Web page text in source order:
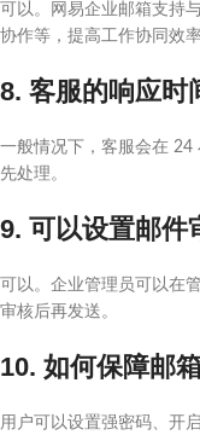
可以。网易企业邮箱支持
协作等，提高工作协同效率
8. 客服的响应时
一般情况下，客服会在 24
先处理。
9. 可以设置邮件
可以。企业管理员可以在
审核后再发送。
10. 如何保障邮
用户可以设置强密码、开